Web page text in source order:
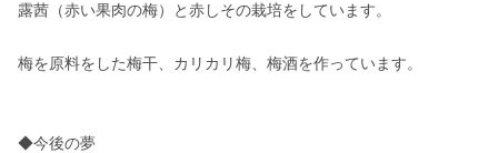
露茜（赤い果肉の梅）と赤しその栽培をしています。
梅を原料をした梅干、カリカリ梅、梅酒を作っています。
◆今後の夢